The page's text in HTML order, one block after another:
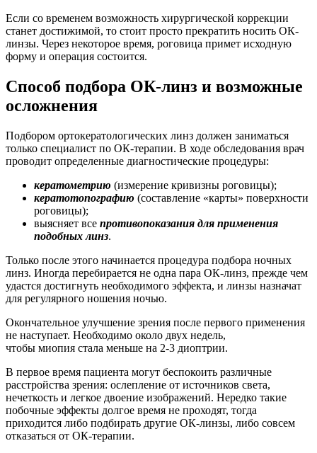
Если со временем возможность хирургической коррекции
станет достижимой, то стоит просто прекратить носить ОК-
линзы. Через некоторое время, роговица примет исходную
форму и операция состоится.
Способ подбора ОК-линз и возможные
осложнения
Подбором ортокератологических линз должен заниматься
только специалист по ОК-терапии. В ходе обследования врач
проводит определенные диагностические процедуры:
кератометрию (измерение кривизны роговицы);
кератотопографию (составление «карты» поверхности
роговицы);
выясняет все противопоказания для применения
подобных линз.
Только после этого начинается процедура подбора ночных
линз. Иногда перебирается не одна пара ОК-линз, прежде чем
удастся достигнуть необходимого эффекта, и линзы назначат
для регулярного ношения ночью.
Окончательное улучшение зрения после первого применения
не наступает. Необходимо около двух недель,
чтобы миопия стала меньше на 2-3 диоптрии.
В первое время пациента могут беспокоить различные
расстройства зрения: ослепление от источников света,
нечеткость и легкое двоение изображений. Нередко такие
побочные эффекты долгое время не проходят, тогда
приходится либо подбирать другие ОК-линзы, либо совсем
отказаться от ОК-терапии.